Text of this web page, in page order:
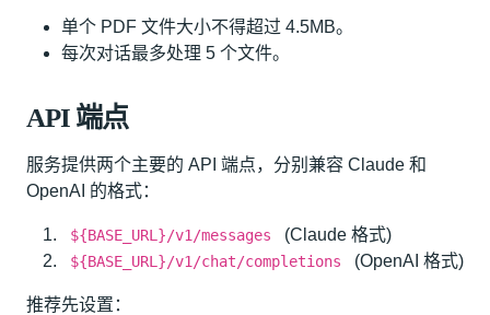
单个 PDF 文件大小不得超过 4.5MB。
每次对话最多处理 5 个文件。
API 端点
服务提供两个主要的 API 端点，分别兼容 Claude 和
OpenAI 的格式：
${BASE_URL}/v1/messages (Claude 格式)
${BASE_URL}/v1/chat/completions (OpenAI 格式)
推荐先设置：